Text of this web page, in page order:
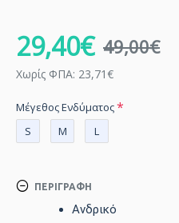
ΠΕΡΙΓΡΑΦΉ
Ανδρικό
29,40€ 49,00€
Χωρίς ΦΠΑ: 23,71€
Μέγεθος Ενδύματος
S
M L